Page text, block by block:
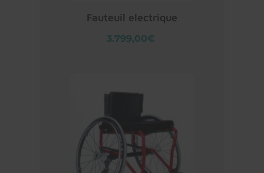
Fauteuil electrique
3.799,00€